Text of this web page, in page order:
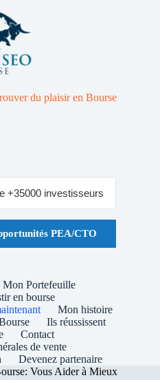
du plaisir en Bourse
PEA/CTO
Mon Portefeuille
en bourse
Mon histoire
Ils réussissent
Contact
de vente
Devenez partenaire
Vous Aider à Mieux